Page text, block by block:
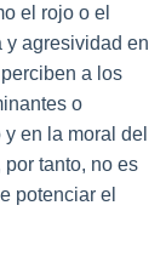
el rojo o el
y agresividad en
a los
o
en la moral del
tanto, no es
potenciar el